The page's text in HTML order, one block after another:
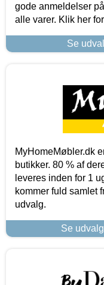
gode anmeldelser
alle varer. Klik her
Se
MyHomeMøbler.dk
butikker. 80 % af
leveres inden for 1
kommer fuld samlet
udvalg.
Se